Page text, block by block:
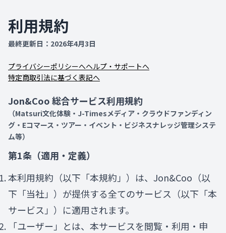
利用規約
最終更新日：2026年4月3日
プライバシーポリシーへヘルプ・サポートへ
特定商取引法に基づく表記へ
Jon&Coo 総合サービス利用規約
（Matsuri文化体験・J-Timesメディア・クラウドファンディン
グ・Eコマース・ツアー・イベント・ビジネスナレッジ管理システ
ム等）
第1条（適用・定義）
本利用規約（以下「本規約」）は、Jon&Coo（以
下「当社」）が提供する全てのサービス（以下「本
サービス」）に適用されます。
「ユーザー」とは、本サービスを閲覧・利用・申